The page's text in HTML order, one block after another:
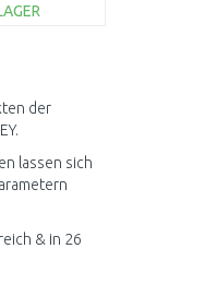
der
lassen sich
& in 26